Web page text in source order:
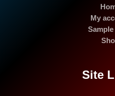
My
Sample
Site